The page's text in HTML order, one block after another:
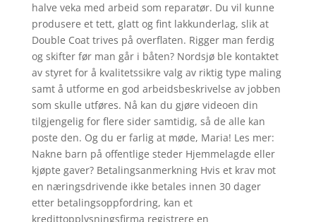
halve veka med arbeid som reparatør. Du vil kunne
produsere et tett, glatt og fint lakkunderlag, slik at
Double Coat trives på overflaten. Rigger man ferdig
og skifter før man går i båten? Nordsjø ble kontaktet
av styret for å kvalitetssikre valg av riktig type maling
samt å utforme en god arbeidsbeskrivelse av jobben
som skulle utføres. Nå kan du gjøre videoen din
tilgjengelig for flere sider samtidig, så de alle kan
poste den. Og du er farlig at møde, Maria! Les mer:
Nakne barn på offentlige steder Hjemmelagde eller
kjøpte gaver? Betalingsanmerkning Hvis et krav mot
en næringsdrivende ikke betales innen 30 dager
etter betalingsoppfordring, kan et
kredittopplysningsfirma registrere en